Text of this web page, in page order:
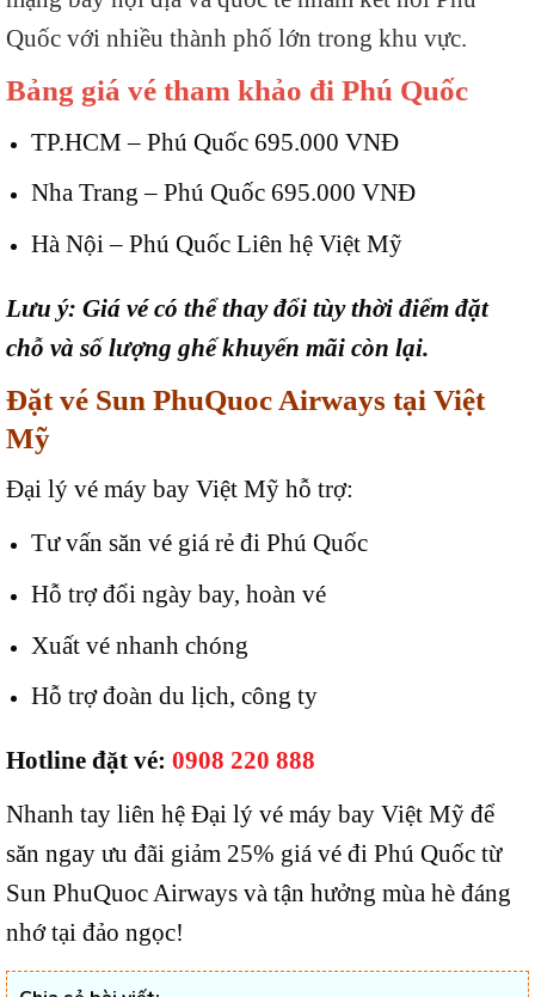
Quốc với nhiều thành phố lớn trong khu vực.
Bảng giá vé tham khảo đi Phú Quốc
TP.HCM – Phú Quốc 695.000 VNĐ
Nha Trang – Phú Quốc 695.000 VNĐ
Hà Nội – Phú Quốc Liên hệ Việt Mỹ
Lưu ý: Giá vé có thể thay đổi tùy thời điểm đặt
chỗ và số lượng ghế khuyến mãi còn lại.
Đặt vé Sun PhuQuoc Airways tại Việt
Mỹ
Đại lý vé máy bay Việt Mỹ hỗ trợ:
Tư vấn săn vé giá rẻ đi Phú Quốc
Hỗ trợ đổi ngày bay, hoàn vé
Xuất vé nhanh chóng
Hỗ trợ đoàn du lịch, công ty
Hotline đặt vé: 0908 220 888
Nhanh tay liên hệ Đại lý vé máy bay Việt Mỹ để
săn ngay ưu đãi giảm 25% giá vé đi Phú Quốc từ
Sun PhuQuoc Airways và tận hưởng mùa hè đáng
nhớ tại đảo ngọc!